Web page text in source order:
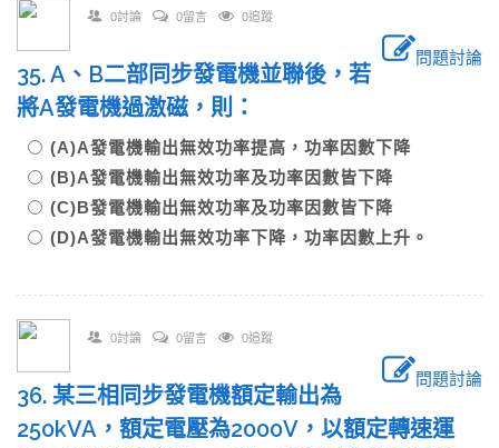
0討論 0留言 0追蹤
問題討論
35. A、B二部同步發電機並聯後，若
將A發電機過激磁，則：
(A)A發電機輸出無效功率提高，功率因數下降
(B)A發電機輸出無效功率及功率因數皆下降
(C)B發電機輸出無效功率及功率因數皆下降
(D)A發電機輸出無效功率下降，功率因數上升。
0討論 0留言 0追蹤
問題討論
36. 某三相同步發電機額定輸出為
250kVA，額定電壓為2000V，以額定轉速運